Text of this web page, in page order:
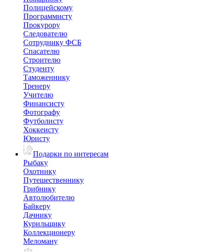
Полицейскому
Программисту
Прокурору
Следователю
Сотруднику ФСБ
Спасателю
Строителю
Студенту
Таможеннику
Тренеру
Учителю
Финансисту
Фотографу
Футболисту
Хоккеисту
Юристу
Подарки по интересам
Рыбаку
Охотнику
Путешественнику
Грибнику
Автолюбителю
Байкеру
Дачнику
Курильщику
Коллекционеру
Меломану